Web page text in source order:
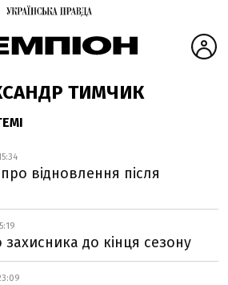
ТИМЧИК
відновлення після
до кінця сезону